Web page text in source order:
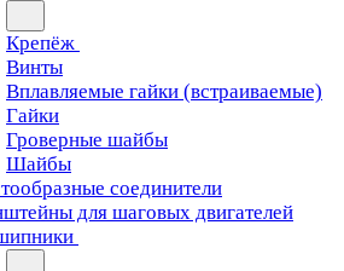
Крепёж
Винты
Вплавляемые гайки (встраиваемые)
Гайки
Гроверные шайбы
Шайбы
соединители
для шаговых двигателей